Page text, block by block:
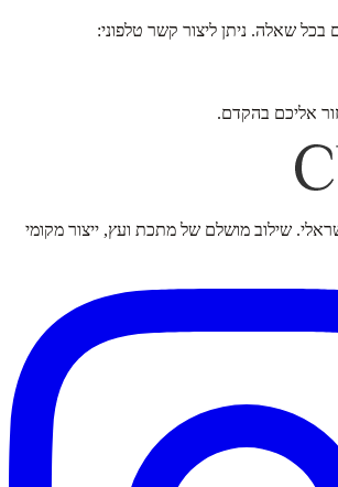
אליכם בהקדם.
שילוב מושלם של מתכת ועץ, ייצור מקומי